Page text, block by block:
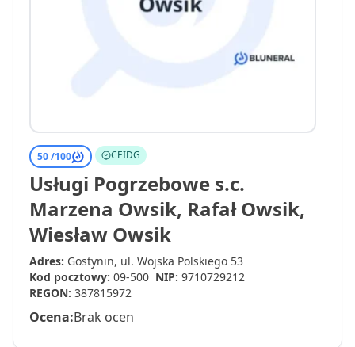
50 /100 CEIDG
Usługi Pogrzebowe s.c.
Marzena Owsik, Rafał Owsik,
Wiesław Owsik
Adres: Gostynin, ul. Wojska Polskiego 53
Kod pocztowy: 09-500 NIP: 9710729212
REGON: 387815972
Ocena:Brak ocen